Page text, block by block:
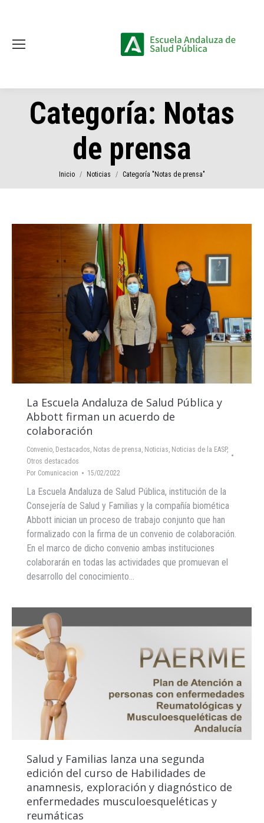
Categoría: Notas
de prensa
Estás aquí:
Inicio Noticias Categoría "Notas de prensa"
La Escuela Andaluza de Salud Pública y
Abbott firman un acuerdo de
colaboración
Convenio, Destacados, Notas de prensa, Noticias, Noticias de la EASP,
Otros destacados
Por Comunicacion 15/02/2022
La Escuela Andaluza de Salud Pública, institución de la
Consejería de Salud y Familias y la compañía biomética
Abbott inician un proceso de trabajo conjunto que han
formalizado con la firma de un convenio de colaboración.
En el marco de dicho convenio ambas instituciones
colaborarán en todas las actividades que promuevan el
desarrollo del conocimiento…
Salud y Familias lanza una segunda
edición del curso de Habilidades de
anamnesis, exploración y diagnóstico de
enfermedades musculoesqueléticas y
reumáticas